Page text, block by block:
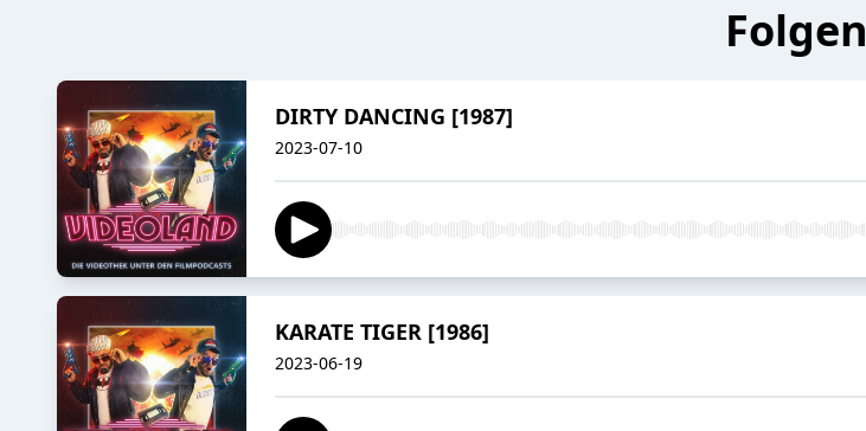
Folgen
DIRTY DANCING [1987]
2023-07-10
KARATE TIGER [1986]
2023-06-19